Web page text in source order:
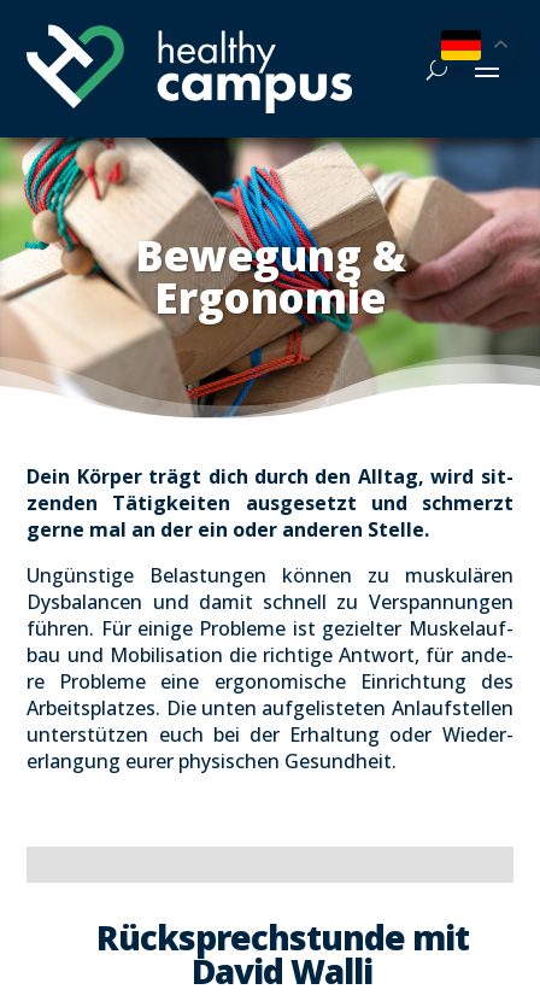
Bewe­gung &
Ergo­no­mie
Dein Kör­per trägt dich durch den All­tag, wird sit­
zen­den Tätig­kei­ten aus­ge­setzt und schmerzt
ger­ne mal an der ein oder ande­ren Stel­le.
Ungüns­ti­ge Belas­tun­gen kön­nen zu mus­ku­lä­ren
Dys­ba­lan­cen und damit schnell zu Ver­span­nun­gen
füh­ren. Für eini­ge Pro­ble­me ist geziel­ter Mus­kel­auf­
bau und Mobi­li­sa­ti­on die rich­ti­ge Ant­wort, für ande­
re Pro­ble­me eine ergo­no­mi­sche Ein­rich­tung des
Arbeits­plat­zes. Die unten auf­ge­lis­te­ten Anlauf­stel­len
unter­stüt­zen euch bei der Erhal­tung oder Wie­der­
erlan­gung eurer phy­si­schen Gesund­heit.
Rück­sprech­stun­de mit
David Wal­li